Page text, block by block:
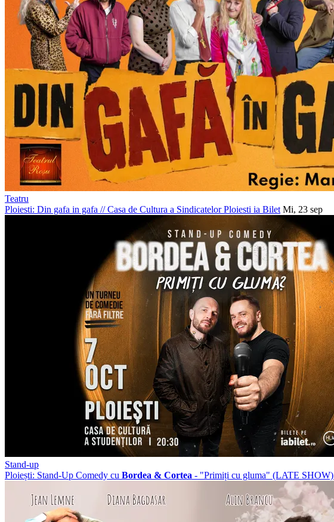
Teatru
Ploiesti: Din gafa in gafa //Casa de Cultura a Sindicatelor Ploiesti ia Bilet Mi, 23 sep
Stand-up
Ploiești: Stand-Up Comedy cu Bordea & Cortea - "Primiți cu gluma" (LATE SHOW)